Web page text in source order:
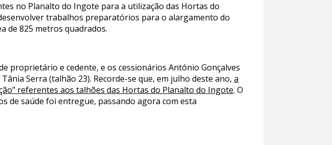
no Planalto do Ingote para a utilização das Hortas do
trabalhos preparatórios para o alargamento do
de 825 metros quadrados.
proprietário e cedente, e os cessionários António Gonçalves
Serra (talhão 23). Recorde-se que, em julho deste ano,a
referentes aos talhões das Hortas do Planalto do Ingote. O
de saúde foi entregue, passando agora com esta